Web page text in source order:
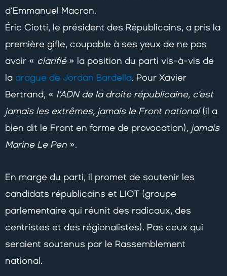
d’Emmanuel Macron.
Éric Ciotti, le président des Républicains, a pris la
première gifle, coupable à ses yeux de ne pas
avoir « clarifié» la position du parti vis-à-vis de
la drague de Jordan Bardella. Pour Xavier
Bertrand, « l’ADN de la droite républicaine, c’est
jamais les extrêmes, jamais le Front national(il a
bien dit le Front en forme de provocation) , jamais
Marine Le Pen ».
En marge du parti, il promet de soutenir les
candidats républicains et LIOT (groupe
parlementaire qui réunit des radicaux, des
centristes et des régionalistes). Pas ceux qui
seraient soutenus par le Rassemblement
national.